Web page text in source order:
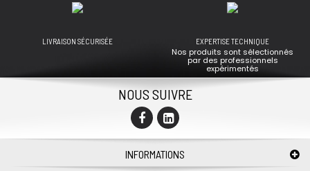
LIVRAISON SÉCURISÉE EXPERTISE TECHNIQUE
Nos produits sont sélectionnés
par des professionnels
expérimentés
NOUS SUIVRE
INFORMATIONS